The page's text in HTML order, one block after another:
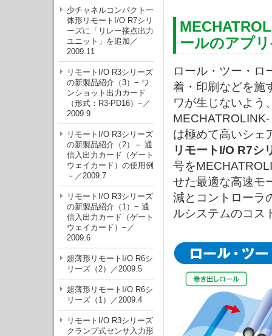
少チャネルコンパクト一
体形リモートI/O R7シリ
ーズに「リレー接点出力
ユニット」を追加／
2009.11
リモートI/O R3シリーズ
の新製品紹介（3）− ワ
ンショット出力カード
（形式：R3-PD16）−／
2009.9
リモートI/O R3シリーズ
の新製品紹介（2）－ 通
信入出力カード（ゲート
ウェイカード）の使用例
－／2009.7
リモートI/O R3シリーズ
の新製品紹介（1）− 通
信入出力カード（ゲート
ウェイカード）−／
2009.6
超薄形リモートI/O R6シ
リーズ（2）／2009.5
超薄形リモートI/O R6シ
リーズ（1）／2009.4
リモートI/O R3シリーズ
クランプ式センサ入力形
ールのアプ
ロール・ツー・ロ
着・印刷などを施
ワが生じないよう
は極めて高いシェ
リモートI/O R7シ
号を
せた最適な高速モ
減とコントローラ
ルシステムのコス